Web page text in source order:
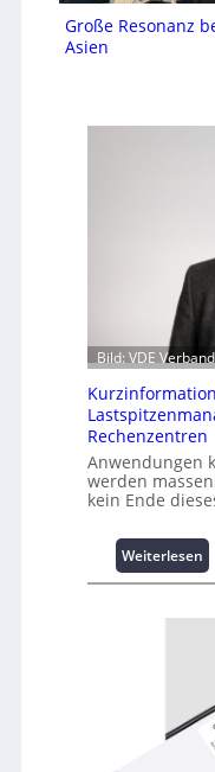
Große Resonanz
Asien
Bild: VDE
Rechenzentren
Anwendungen
werden
kein Ende
Weiterlesen
K
r
f